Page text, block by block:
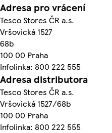
Adresa pro vrácení
Tesco Stores ČR a.s.
Vršovická 1527
68b
100 00 Praha
Infolinka: 800 222 555
Adresa distributora
Tesco Stores ČR a.s.
Vršovická 1527/68b
100 00 Praha
Infolinka: 800 222 555